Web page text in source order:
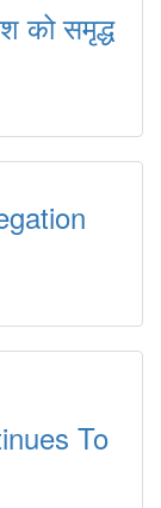
को समृद्ध
To